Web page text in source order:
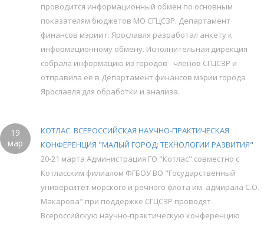
проводится информационный обмен по основным
показателям бюджетов МО СГЦСЗР. Департамент
финансов мэрии г. Ярославля разработал анкету к
информационному обмену. Исполнительная дирекция
собрала информацию из городов - членов СГЦСЗР и
отправила её в Департамент финансов мэрии города
Ярославля для обработки и анализа.
19
мар
КОТЛАС. ВСЕРОССИЙСКАЯ НАУЧНО-ПРАКТИЧЕСКАЯ
КОНФЕРЕНЦИЯ "МАЛЫЙ ГОРОД: ТЕХНОЛОГИИ РАЗВИТИЯ"
20-21 марта Администрация ГО "Котлас" совместно с
Котласским филиалом ФГБОУ ВО "Государственный
университет морского и речного флота им. адмирала С.О.
Макарова" при поддержке СГЦСЗР проводят
Всероссийскую научно-практическую конференцию